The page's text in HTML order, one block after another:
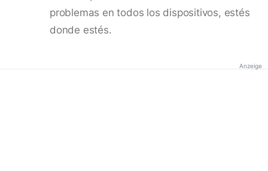
problemas en todos los dispositivos, estés
donde estés.
Anzeige